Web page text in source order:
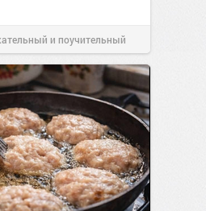
и поучительный
2026